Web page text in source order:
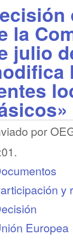
la
julio
por
y
Europea